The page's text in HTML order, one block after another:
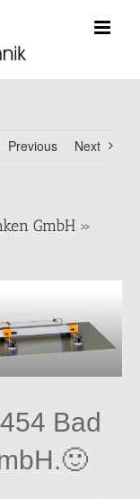
Previous Next
GmbH »
Bad